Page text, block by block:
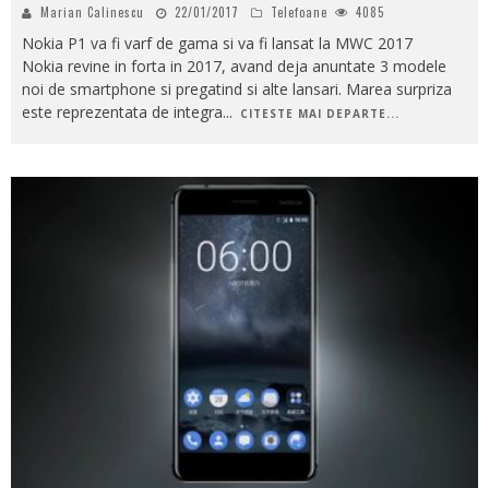
Marian Calinescu 22/01/2017 Telefoane 4085
Nokia P1 va fi varf de gama si va fi lansat la MWC 2017
Nokia revine in forta in 2017, avand deja anuntate 3 modele
noi de smartphone si pregatind si alte lansari. Marea surpriza
este reprezentata de integra... CITESTE MAI DEPARTE...